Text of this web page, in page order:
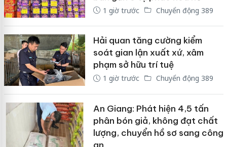
1 giờ trước Chuyển động 389
Hải quan tăng cường kiểm
soát gian lận xuất xứ, xâm
phạm sở hữu trí tuệ
1 giờ trước Chuyển động 389
An Giang: Phát hiện 4,5 tấn
phân bón giả, không đạt chất
lượng, chuyển hồ sơ sang công